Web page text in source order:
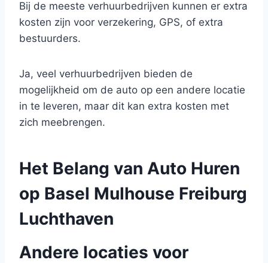
Bij de meeste verhuurbedrijven kunnen er extra
kosten zijn voor verzekering, GPS, of extra
bestuurders.
Ja, veel verhuurbedrijven bieden de
mogelijkheid om de auto op een andere locatie
in te leveren, maar dit kan extra kosten met
zich meebrengen.
Het Belang van Auto Huren
op Basel Mulhouse Freiburg
Luchthaven
Andere locaties voor